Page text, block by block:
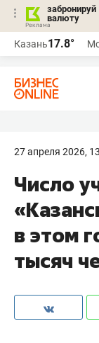
забронируй
валюту
Казань17.8°
27 апреля 2026,
Число
в этом
тысяч